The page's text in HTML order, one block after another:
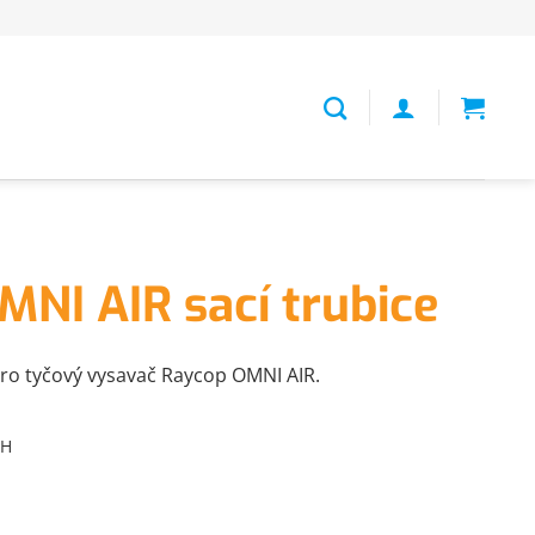
AIR sací trubice
tyčový vysavač Raycop OMNI AIR.